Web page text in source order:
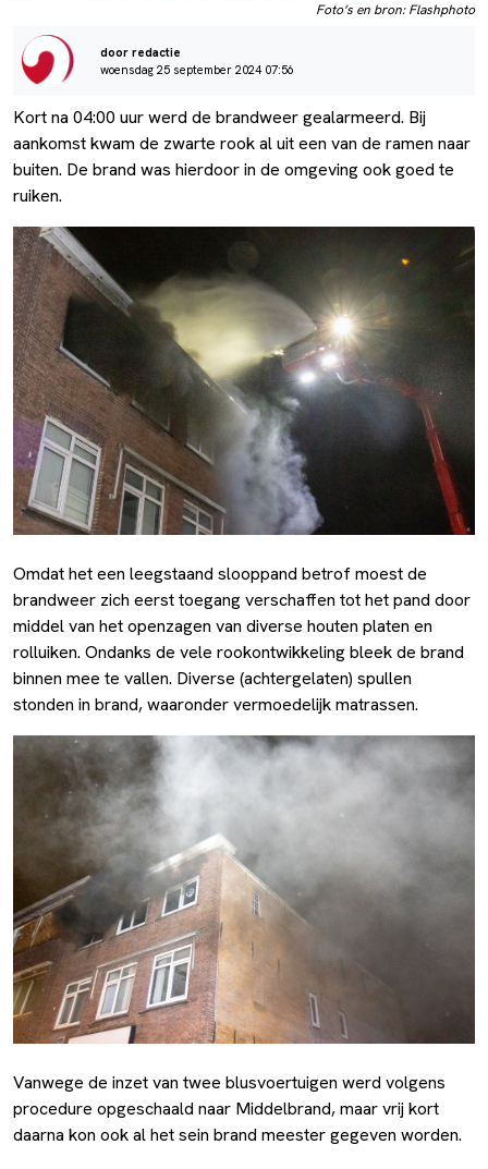
Foto’s en bron: Flashphoto
door redactie
woensdag 25 september 2024 07:56
Kort na 04:00 uur werd de brandweer gealarmeerd. Bij
aankomst kwam de zwarte rook al uit een van de ramen naar
buiten. De brand was hierdoor in de omgeving ook goed te
ruiken.
Omdat het een leegstaand slooppand betrof moest de
brandweer zich eerst toegang verschaffen tot het pand door
middel van het openzagen van diverse houten platen en
rolluiken. Ondanks de vele rookontwikkeling bleek de brand
binnen mee te vallen. Diverse (achtergelaten) spullen
stonden in brand, waaronder vermoedelijk matrassen.
Vanwege de inzet van twee blusvoertuigen werd volgens
procedure opgeschaald naar Middelbrand, maar vrij kort
daarna kon ook al het sein brand meester gegeven worden.